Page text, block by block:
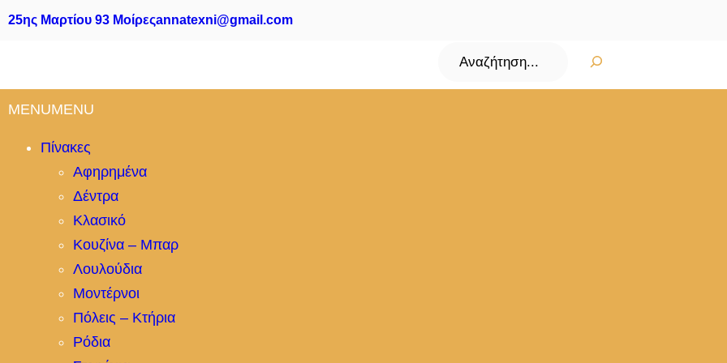
25ης Μαρτίου 93 Μοίρεςannatexni@gmail.com
Αναζήτηση
MENUMENU
Πίνακες
Αφηρημένα
Δέντρα
Κλασικό
Κουζίνα – Μπαρ
Λουλούδια
Μοντέρνοι
Πόλεις – Κτήρια
Ρόδια